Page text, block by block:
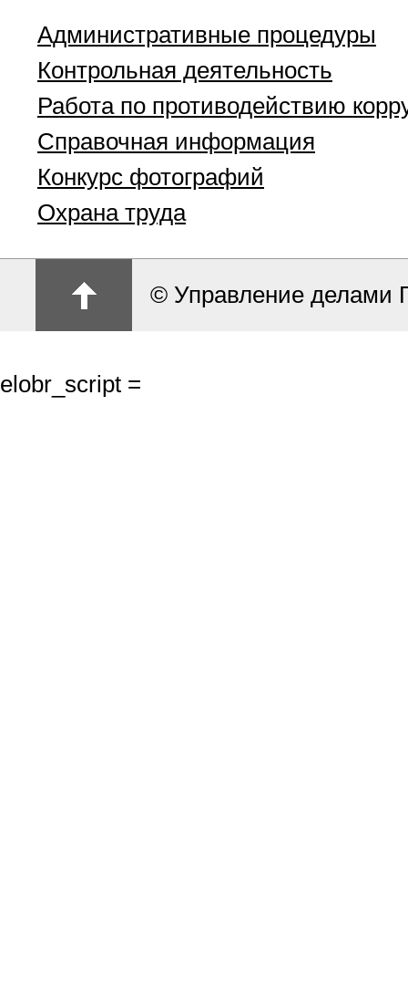
Административные процедуры
Контрольная деятельность
Работа по противодействию
Справочная информация
Конкурс фотографий
Охрана труда
© Управление делами
elobr_script =